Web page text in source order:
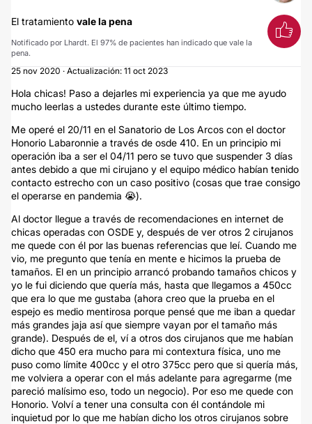
El tratamiento vale la pena
Notificado por Lhardt. El 97% de pacientes han indicado que vale la
pena.
25 nov 2020 · Actualización: 11 oct 2023
Hola chicas! Paso a dejarles mi experiencia ya que me ayudo
mucho leerlas a ustedes durante este último tiempo.
Me operé el 20/11 en el Sanatorio de Los Arcos con el doctor
Honorio Labaronnie a través de osde 410. En un principio mi
operación iba a ser el 04/11 pero se tuvo que suspender 3 días
antes debido a que mi cirujano y el equipo médico habían tenido
contacto estrecho con un caso positivo (cosas que trae consigo
el operarse en pandemia 😭).
Al doctor llegue a través de recomendaciones en internet de
chicas operadas con OSDE y, después de ver otros 2 cirujanos
me quede con él por las buenas referencias que leí. Cuando me
vio, me pregunto que tenía en mente e hicimos la prueba de
tamaños. El en un principio arrancó probando tamaños chicos y
yo le fui diciendo que quería más, hasta que llegamos a 450cc
que era lo que me gustaba (ahora creo que la prueba en el
espejo es medio mentirosa porque pensé que me iban a quedar
más grandes jaja así que siempre vayan por el tamaño más
grande). Después de el, ví a otros dos cirujanos que me habían
dicho que 450 era mucho para mi contextura física, uno me
puso como límite 400cc y el otro 375cc pero que si quería más,
me volviera a operar con el más adelante para agregarme (me
pareció malísimo eso, todo un negocio). Por eso me quede con
Honorio. Volví a tener una consulta con él contándole mi
inquietud por lo que me habían dicho los otros cirujanos sobre